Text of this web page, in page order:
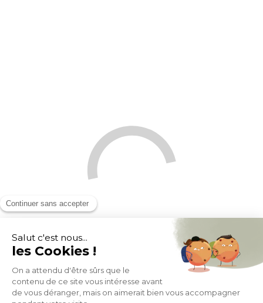
Chaises scandinaves en tissu effet velours texturé beige et bois